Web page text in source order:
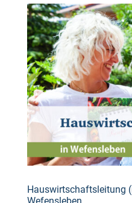
Hauswirtschaftsleitung